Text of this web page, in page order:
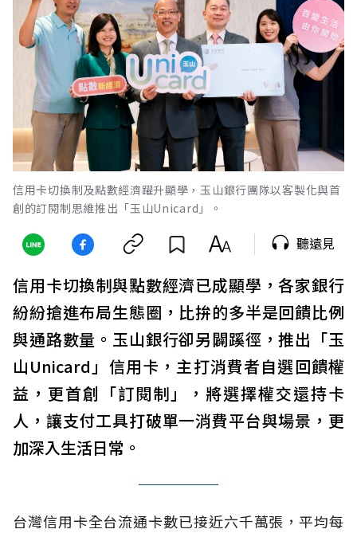
信用卡切換制及點數經濟躍升顯學，玉山銀行團隊以客製化與首
創的訂閱制思維推出「玉山Unicard」。
聽遠見
信用卡切換制與點數經濟已成顯學，各家銀行
紛紛搶進布局生態圈，比拚的多半是回饋比例
與通路數量。玉山銀行卻另闢蹊徑，推出「玉
山Unicard」信用卡，主打消費者自選回饋權
益，更首創「訂閱制」，將選擇權交還持卡
人，讓支付工具打破單一消費平台與場景，更
加深入生活日常。
台灣信用卡全台流通卡數已接近六千萬張，平均每